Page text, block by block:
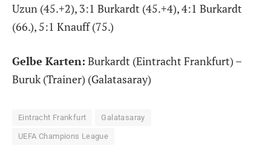
Uzun (45.+2), 3:1 Burkardt (45.+4), 4:1 Burkardt
(66.), 5:1 Knauff (75.)
Gelbe Karten: Burkardt (Eintracht Frankfurt) –
Buruk (Trainer) (Galatasaray)
Eintracht Frankfurt Galatasaray
UEFA Champions League